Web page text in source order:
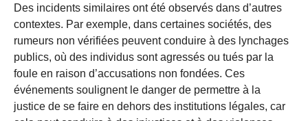
Des incidents similaires ont été observés dans d’autres
contextes. Par exemple, dans certaines sociétés, des
rumeurs non vérifiées peuvent conduire à des lynchages
publics, où des individus sont agressés ou tués par la
foule en raison d’accusations non fondées. Ces
événements soulignent le danger de permettre à la
justice de se faire en dehors des institutions légales, car